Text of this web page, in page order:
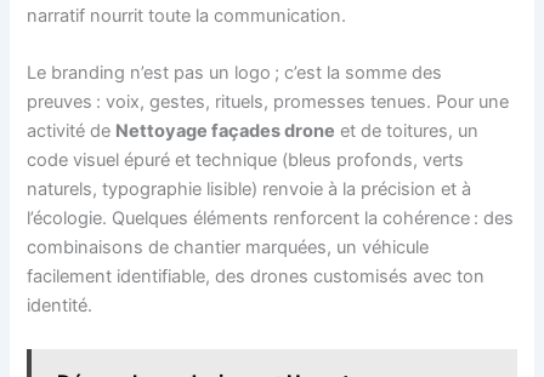
narratif nourrit toute la communication.
Le branding n’est pas un logo ; c’est la somme des
preuves : voix, gestes, rituels, promesses tenues. Pour une
activité de Nettoyage façades drone et de toitures, un
code visuel épuré et technique (bleus profonds, verts
naturels, typographie lisible) renvoie à la précision et à
l’écologie. Quelques éléments renforcent la cohérence : des
combinaisons de chantier marquées, un véhicule
facilement identifiable, des drones customisés avec ton
identité.